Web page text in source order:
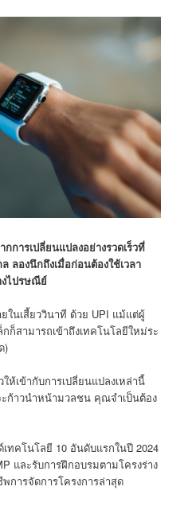
ารเปลี่ยนแปลงอย่างรวดเร็วที่
ลองนึกถึงเมื่อก่อนต้องใช้เวลา
ไปรษณีย์
ในเสี้ยววินาที ด้วย UPI แม้แต่ผู้
ก็สามารถเข้าถึงเทคโนโลยีใหม่ระ
)
ห้เข้ากับการเปลี่ยนแปลงเหล่านี้
ก้าวนำหน้ามวลชน คุณจำเป็นต้อง
คโนโลยี 10 อันดับแรกในปี 2024
และรับการฝึกอบรมตามโครงร่าง
การจัดการโครงการล่าสุด